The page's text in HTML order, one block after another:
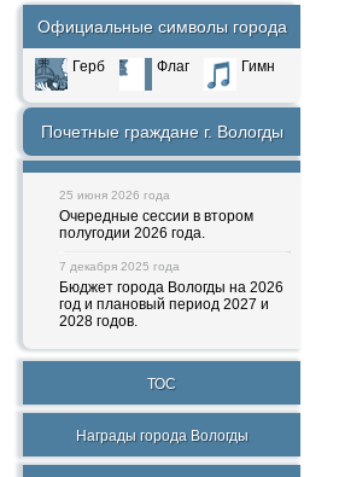
Официальные символы города
Герб Флаг Гимн
Почетные граждане г. Вологды
25 июня 2026 года
Очередные сессии в втором
полугодии 2026 года.
7 декабря 2025 года
Бюджет города Вологды на 2026
год и плановый период 2027 и
2028 годов.
ТОС
Награды города Вологды